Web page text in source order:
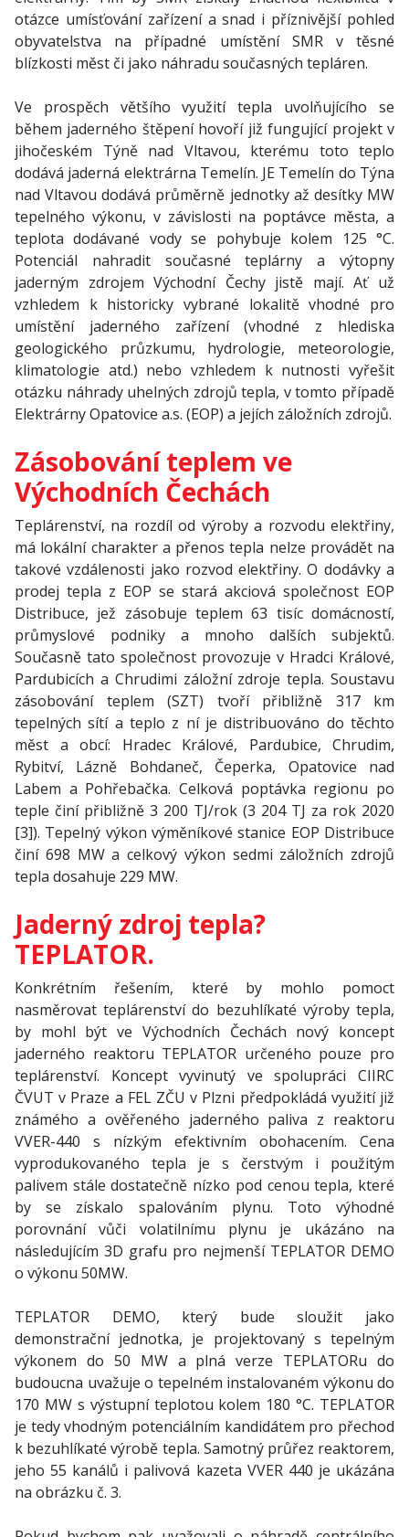
otázce umísťování zařízení a snad i příznivější pohled
obyvatelstva na případné umístění SMR v těsné
blízkosti měst či jako náhradu současných tepláren.
Ve prospěch většího využití tepla uvolňujícího se
během jaderného štěpení hovoří již fungující projekt v
jihočeském Týně nad Vltavou, kterému toto teplo
dodává jaderná elektrárna Temelín. JE Temelín do Týna
nad Vltavou dodává průměrně jednotky až desítky MW
tepelného výkonu, v závislosti na poptávce města, a
teplota dodávané vody se pohybuje kolem 125 °C.
Potenciál nahradit současné teplárny a výtopny
jaderným zdrojem Východní Čechy jistě mají. Ať už
vzhledem k historicky vybrané lokalitě vhodné pro
umístění jaderného zařízení (vhodné z hlediska
geologického průzkumu, hydrologie, meteorologie,
klimatologie atd.) nebo vzhledem k nutnosti vyřešit
otázku náhrady uhelných zdrojů tepla, v tomto případě
Elektrárny Opatovice a.s. (EOP) a jejích záložních zdrojů.
Zásobování teplem ve
Východních Čechách
Teplárenství, na rozdíl od výroby a rozvodu elektřiny,
má lokální charakter a přenos tepla nelze provádět na
takové vzdálenosti jako rozvod elektřiny. O dodávky a
prodej tepla z EOP se stará akciová společnost EOP
Distribuce, jež zásobuje teplem 63 tisíc domácností,
průmyslové podniky a mnoho dalších subjektů.
Současně tato společnost provozuje v Hradci Králové,
Pardubicích a Chrudimi záložní zdroje tepla. Soustavu
zásobování teplem (SZT) tvoří přibližně 317 km
tepelných sítí a teplo z ní je distribuováno do těchto
měst a obcí: Hradec Králové, Pardubice, Chrudim,
Rybitví, Lázně Bohdaneč, Čeperka, Opatovice nad
Labem a Pohřebačka. Celková poptávka regionu po
teple činí přibližně 3 200 TJ/rok (3 204 TJ za rok 2020
[3]). Tepelný výkon výměníkové stanice EOP Distribuce
činí 698 MW a celkový výkon sedmi záložních zdrojů
tepla dosahuje 229 MW.
Jaderný zdroj tepla?
TEPLATOR.
Konkrétním řešením, které by mohlo pomoct
nasměrovat teplárenství do bezuhlíkaté výroby tepla,
by mohl být ve Východních Čechách nový koncept
jaderného reaktoru TEPLATOR určeného pouze pro
teplárenství. Koncept vyvinutý ve spolupráci CIIRC
ČVUT v Praze a FEL ZČU v Plzni předpokládá využití již
známého a ověřeného jaderného paliva z reaktoru
VVER-440 s nízkým efektivním obohacením. Cena
vyprodukovaného tepla je s čerstvým i použitým
palivem stále dostatečně nízko pod cenou tepla, které
by se získalo spalováním plynu. Toto výhodné
porovnání vůči volatilnímu plynu je ukázáno na
následujícím 3D grafu pro nejmenší TEPLATOR DEMO
o výkonu 50MW.
TEPLATOR DEMO, který bude sloužit jako
demonstrační jednotka, je projektovaný s tepelným
výkonem do 50 MW a plná verze TEPLATORu do
budoucna uvažuje o tepelném instalovaném výkonu do
170 MW s výstupní teplotou kolem 180 °C. TEPLATOR
je tedy vhodným potenciálním kandidátem pro přechod
k bezuhlíkaté výrobě tepla. Samotný průřez reaktorem,
jeho 55 kanálů i palivová kazeta VVER 440 je ukázána
na obrázku č. 3.